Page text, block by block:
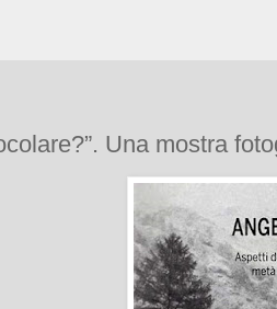
Una mostra